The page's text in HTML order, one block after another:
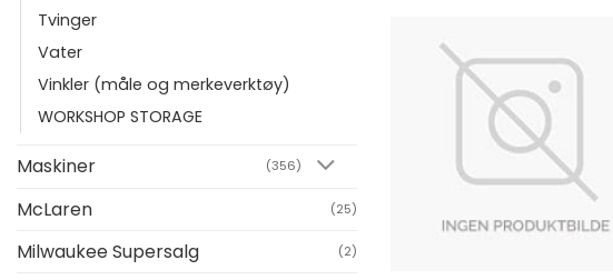
Tvinger
Vater
Vinkler (måle og merkeverktøy)
WORKSHOP STORAGE
Maskiner (356)
McLaren (25)
Milwaukee Supersalg (2)